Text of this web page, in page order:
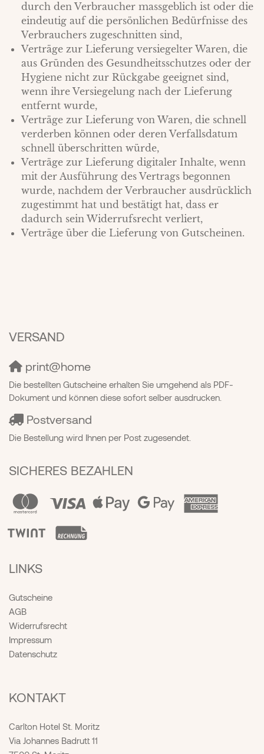
durch den Verbraucher massgeblich ist oder die
eindeutig auf die persönlichen Bedürfnisse des
Verbrauchers zugeschnitten sind,
Verträge zur Lieferung versiegelter Waren, die
aus Gründen des Gesundheitsschutzes oder der
Hygiene nicht zur Rückgabe geeignet sind,
wenn ihre Versiegelung nach der Lieferung
entfernt wurde,
Verträge zur Lieferung von Waren, die schnell
verderben können oder deren Verfallsdatum
schnell überschritten würde,
Verträge zur Lieferung digitaler Inhalte, wenn
mit der Ausführung des Vertrags begonnen
wurde, nachdem der Verbraucher ausdrücklich
zugestimmt hat und bestätigt hat, dass er
dadurch sein Widerrufsrecht verliert,
Verträge über die Lieferung von Gutscheinen.
VERSAND
print@home
Die bestellten Gutscheine erhalten Sie umgehend als PDF-
Dokument und können diese sofort selber ausdrucken.
Postversand
Die Bestellung wird Ihnen per Post zugesendet.
SICHERES BEZAHLEN
LINKS
Gutscheine
AGB
Widerrufsrecht
Impressum
Datenschutz
KONTAKT
Carlton Hotel St. Moritz
Via Johannes Badrutt 11